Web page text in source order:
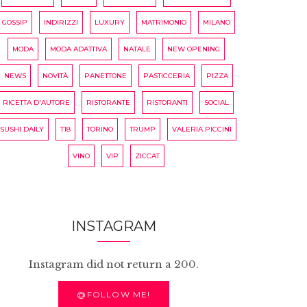
GOSSIP INDIRIZZI LUXURY MATRIMONIO MILANO
MODA MODA ADATTIVA NATALE NEW OPENING
NEWS NOVITÀ PANETTONE PASTICCERIA PIZZA
RICETTA D'AUTORE RISTORANTE RISTORANTI SOCIAL
SUSHI DAILY T18 TORINO TRUMP VALERIA PICCINI
VINO VIP ZICCAT
INSTAGRAM
Instagram did not return a 200.
@FOLLOW ME!